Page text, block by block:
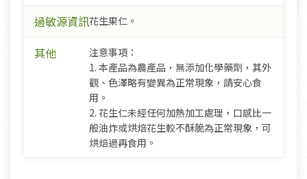
過敏源資訊花生果仁。
其他
注意事項：
1. 本產品為農產品，無添加化學藥劑，其外
觀、色澤略有變異為正常現象，請安心食
用。
2. 花生仁未經任何加熱加工處理，口感比一
般油炸或烘焙花生較不酥脆為正常現象，可
烘焙過再食用。